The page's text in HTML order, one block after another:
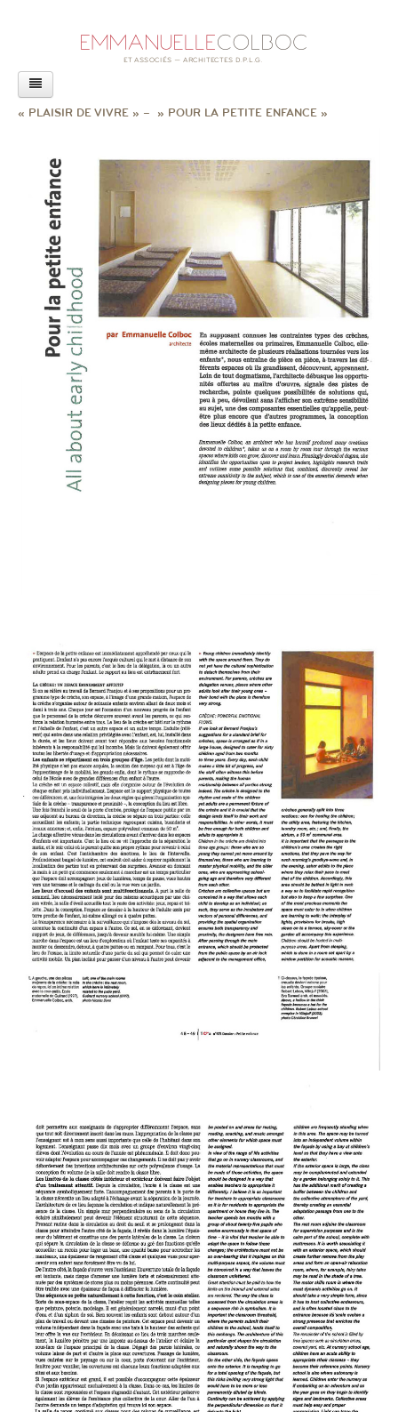
AGENCE
LIVRE
CONFÉRENCES
REVUE DE PRESSE
RAPPORT SUR L’ACCESSIBILITÉ
EXPOSITION
AUTRES ACTUALITÉS
CONTACT
« PLAISIR DE VIVRE » – » POUR LA PETITE ENFANCE »